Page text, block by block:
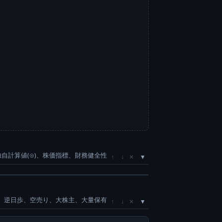
自計算値(⊙)、株価指標、財務健全性 ↑ ↓ ×
逆日歩、空売り、大株主、大量保有 ↑ ↓ ×